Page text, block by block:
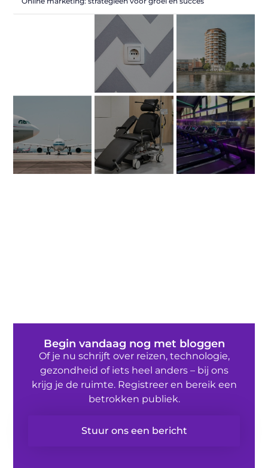
Begin vandaag nog met bloggen
Of je nu schrijft over reizen, technologie,
gezondheid of iets heel anders – bij ons
krijg je de ruimte. Registreer en bereik een
betrokken publiek.
Stuur ons een bericht